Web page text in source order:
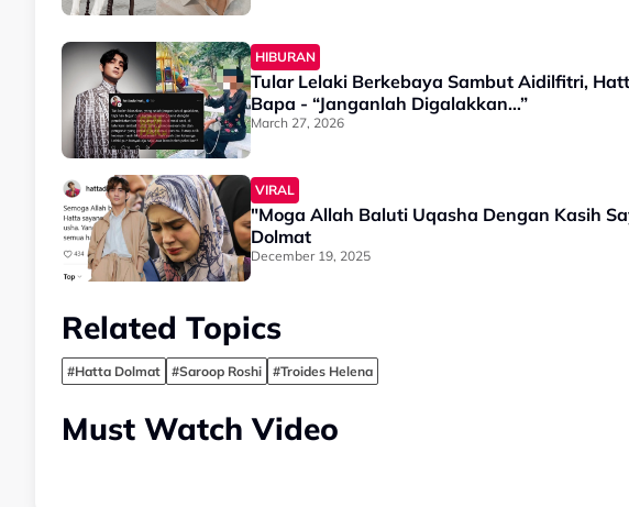
HIBURAN
Tular Lelaki Berkebaya Sambut Aidilfitri,
Bapa - “Janganlah Digalakkan…”
March 27, 2026
VIRAL
"Moga Allah Baluti Uqasha Dengan Kasih
Dolmat
December 19, 2025
Related Topics
#Hatta Dolmat #Saroop Roshi #Troides Helena
Must Watch Video